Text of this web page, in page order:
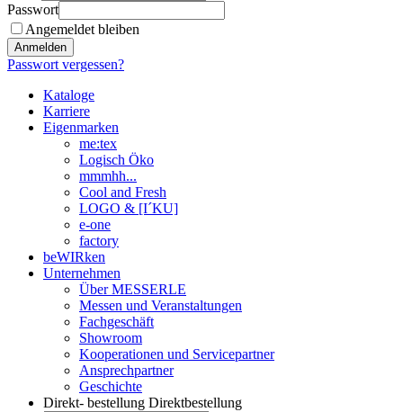
Passwort
Angemeldet bleiben
Anmelden
Passwort vergessen?
Kataloge
Karriere
Eigenmarken
me:tex
Logisch Öko
mmmhh...
Cool and Fresh
LOGO & [I´KU]
e-one
factory
beWIRken
Unternehmen
Über MESSERLE
Messen und Veranstaltungen
Fachgeschäft
Showroom
Kooperationen und Servicepartner
Ansprechpartner
Geschichte
Direkt- bestellung Direktbestellung